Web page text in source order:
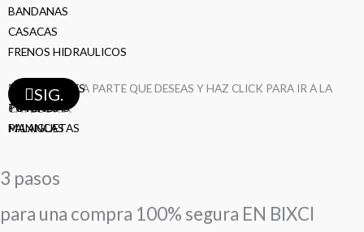
BANDANAS
CASACAS
FRENOS HIDRAULICOS
MANIGUETAS
PEDALES
MAZAS
TIMONES
POTENCIAS
PALANCAS
FRENOS
LLANTAS
LLANTAS
BIELAS
DESVIADORES
TAZAS
CAMARAS
CAMARAS
CAMARAS
AROS
AROS
RAYOS
RAYOS
RAYOS
SELECCIONA LA PARTE QUE DESEAS Y HAZ CLICK PARA IR A LA
CATEGORÍA
SIG.
3 pasos
para una compra 100% segura EN BIXCI